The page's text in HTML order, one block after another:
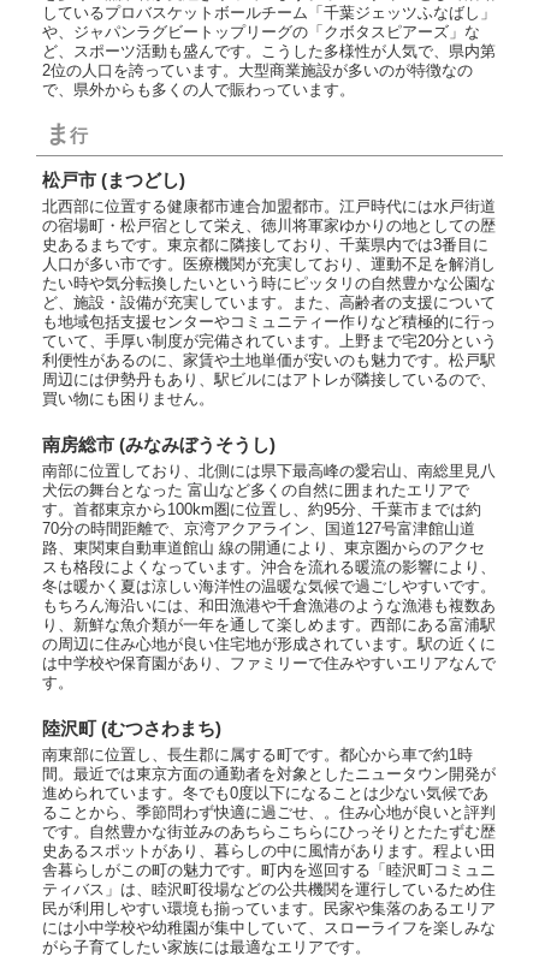
しているプロバスケットボールチーム「千葉ジェッツふなばし」
や、ジャパンラグビートップリーグの「クボタスピアーズ」な
ど、スポーツ活動も盛んです。こうした多様性が人気で、県内第
2位の人口を誇っています。大型商業施設が多いのが特徴なの
で、県外からも多くの人で賑わっています。
ま 行
松戸市 (まつどし)
北西部に位置する健康都市連合加盟都市。江戸時代には水戸街道
の宿場町・松戸宿として栄え、徳川将軍家ゆかりの地としての歴
史あるまちです。東京都に隣接しており、千葉県内では3番目に
人口が多い市です。医療機関が充実しており、運動不足を解消し
たい時や気分転換したいという時にピッタリの自然豊かな公園な
ど、施設・設備が充実しています。また、高齢者の支援について
も地域包括支援センターやコミュニティー作りなど積極的に行っ
ていて、手厚い制度が完備されています。上野まで宅20分という
利便性があるのに、家賃や土地単価が安いのも魅力です。松戸駅
周辺には伊勢丹もあり、駅ビルにはアトレが隣接しているので、
買い物にも困りません。
南房総市 (みなみぼうそうし)
南部に位置しており、北側には県下最高峰の愛宕山、南総里見八
犬伝の舞台となった 富山など多くの自然に囲まれたエリアで
す。首都東京から100km圏に位置し、約95分、千葉市までは約
70分の時間距離で、京湾アクアライン、国道127号富津館山道
路、東関東自動車道館山 線の開通により、東京圏からのアクセ
スも格段によくなっています。沖合を流れる暖流の影響により、
冬は暖かく夏は涼しい海洋性の温暖な気候で過ごしやすいです。
もちろん海沿いには、和田漁港や千倉漁港のような漁港も複数あ
り、新鮮な魚介類が一年を通して楽しめます。西部にある富浦駅
の周辺に住み心地が良い住宅地が形成されています。駅の近くに
は中学校や保育園があり、ファミリーで住みやすいエリアなんで
す。
陸沢町 (むつさわまち)
南東部に位置し、長生郡に属する町です。都心から車で約1時
間。最近では東京方面の通勤者を対象としたニュータウン開発が
進められています。冬でも0度以下になることは少ない気候であ
ることから、季節問わず快適に過ごせ、。住み心地が良いと評判
です。自然豊かな街並みのあちらこちらにひっそりとたたずむ歴
史あるスポットがあり、暮らしの中に風情があります。程よい田
舎暮らしがこの町の魅力です。町内を巡回する「睦沢町コミュニ
ティバス」は、睦沢町役場などの公共機関を運行しているため住
民が利用しやすい環境も揃っています。民家や集落のあるエリア
には小中学校や幼稚園が集中していて、スローライフを楽しみな
がら子育てしたい家族には最適なエリアです。